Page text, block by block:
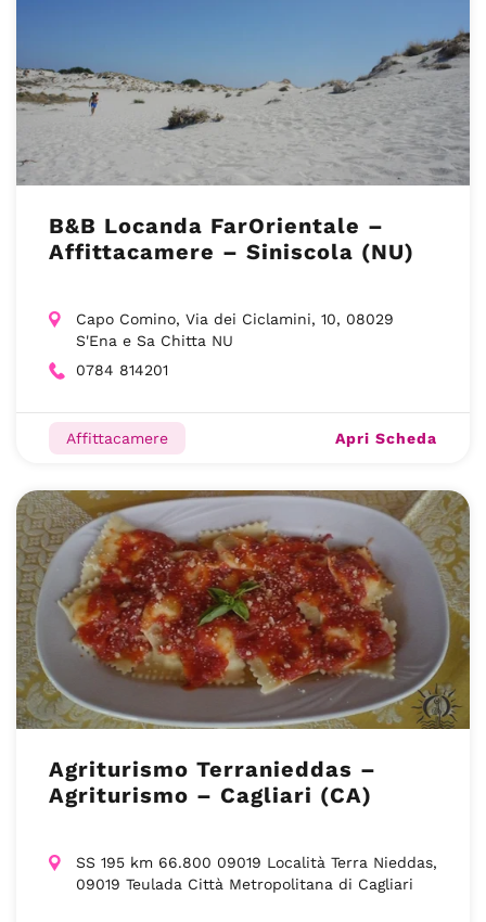
B&B Locanda FarOrientale –
Affittacamere – Siniscola (NU)
Capo Comino, Via dei Ciclamini, 10, 08029
S'Ena e Sa Chitta NU
0784 814201
Affittacamere Apri Scheda
Agriturismo Terranieddas –
Agriturismo – Cagliari (CA)
SS 195 km 66.800 09019 Località Terra Nieddas,
09019 Teulada Città Metropolitana di Cagliari